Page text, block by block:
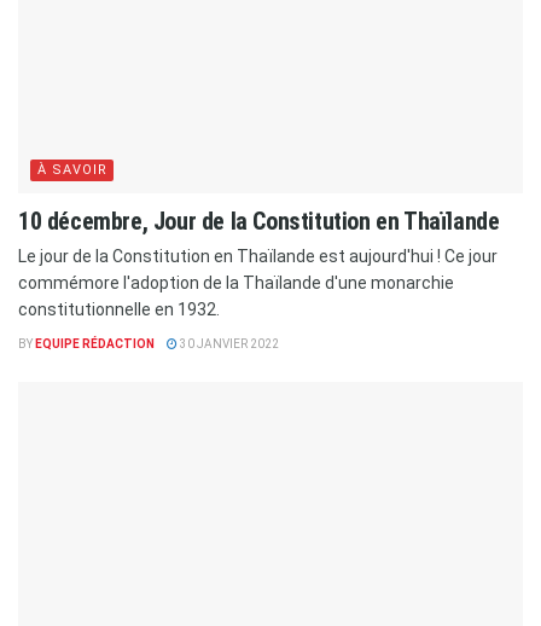
À SAVOIR
10 décembre, Jour de la Constitution en Thaïlande
Le jour de la Constitution en Thaïlande est aujourd'hui ! Ce jour
commémore l'adoption de la Thaïlande d'une monarchie
constitutionnelle en 1932.
BY EQUIPE RÉDACTION 30 JANVIER 2022